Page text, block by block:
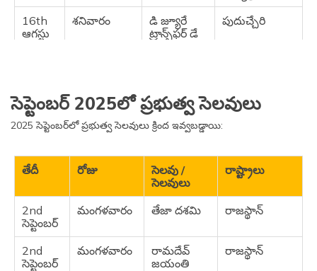
16th
ఆగస్టు
శనివారం
డి జ్యూరే
ట్రాన్స్‌ఫర్ డే
పుదుచ్చేరి
25th
ఆగస్టు
సోమవారం
శ్రీమంత
శంకరదేవ్
తిథి
అస్సాం
26th
ఆగస్టు
మంగళవారం హర్తాలిక తీజ్
చండీగఢ్
మరియు సిక్కిం
26th
ఆగస్టు
మంగళవారం మొదటి ఓణం కేరళ
27th
ఆగస్టు
బుధవారం
వినాయక
చవితి
ఆంధ్రప్రదేశ్,
దమణ్ మరియు
దీయూ, గోవా,
సెప్టెంబర్ 2025లో ప్రభుత్వ సెలవులు
2025 సెప్టెంబర్‌లో ప్రభుత్వ సెలవులు క్రింద ఇవ్వబడ్డాయి:
తేదీ రోజు
సెలవు /
సెలవులు
రాష్ట్రాలు
2nd
సెప్టెంబర్
మంగళవారం తేజా దశమి రాజస్థాన్
2nd
సెప్టెంబర్
మంగళవారం
రామదేవ్
జయంతి
రాజస్థాన్